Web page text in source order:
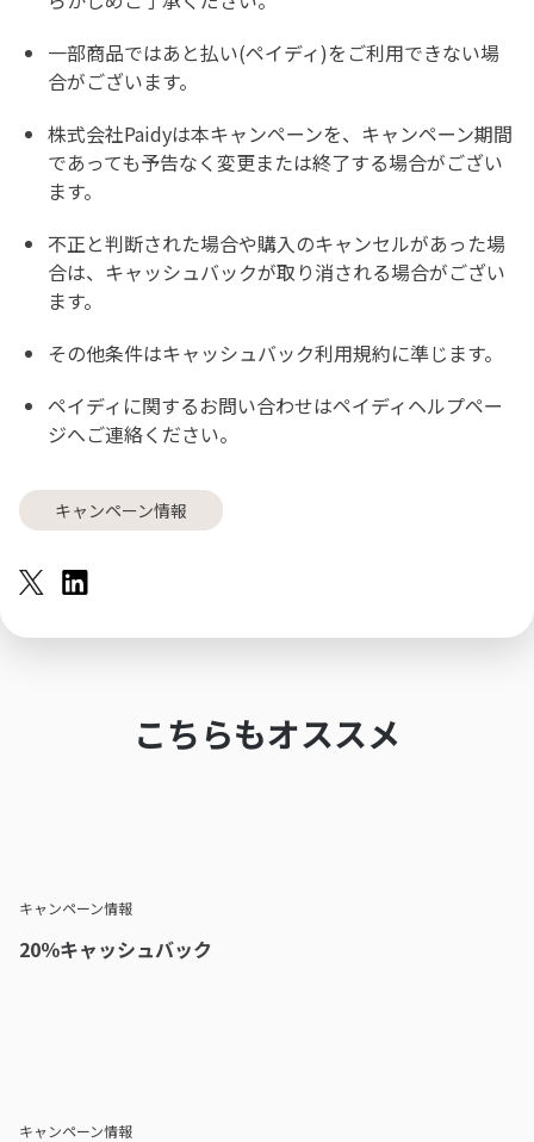
一部商品ではあと払い(ペイディ)をご利用できない場
合がございます。
株式会社Paidyは本キャンペーンを、キャンペーン期間
であっても予告なく変更または終了する場合がござい
ます。
不正と判断された場合や購入のキャンセルがあった場
合は、キャッシュバックが取り消される場合がござい
ます。
その他条件はキャッシュバック利用規約に準じます。
ペイディに関するお問い合わせはペイディヘルプペー
ジへご連絡ください。
キャンペーン情報
こちらもオススメ
キャンペーン情報
20％キャッシュバック
キャンペーン情報